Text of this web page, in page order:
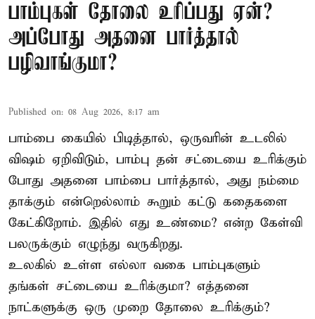
பாம்புகள் தோலை உரிப்பது ஏன்?
அப்போது அதனை பார்த்தால்
பழிவாங்குமா?
Published on: 08 Aug 2026, 8:17 am
பாம்பை கையில் பிடித்தால், ஒருவரின் உடலில்
விஷம் ஏறிவிடும், பாம்பு தன் சட்டையை உரிக்கும்
போது அதனை பாம்பை பார்த்தால், அது நம்மை
தாக்கும் என்றெல்லாம் கூறும் கட்டு கதைகளை
கேட்கிறோம். இதில் எது உண்மை? என்ற கேள்வி
பலருக்கும் எழுந்து வருகிறது.
உலகில் உள்ள எல்லா வகை பாம்புகளும்
தங்கள் சட்டையை உரிக்குமா? எத்தனை
நாட்களுக்கு ஒரு முறை தோலை உரிக்கும்?